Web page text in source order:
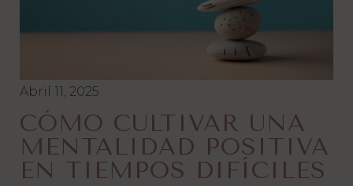
Abril 11, 2025
CÓMO CULTIVAR UNA
MENTALIDAD POSITIVA
EN TIEMPOS DIFÍCILES